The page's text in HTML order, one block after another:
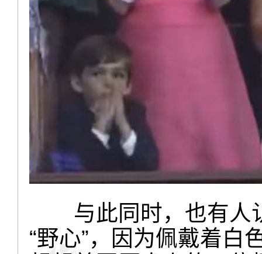
与此同时，也有人
“野心”，因为佩戴着白